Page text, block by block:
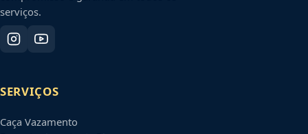
serviços.
SERVIÇOS
Caça Vazamento